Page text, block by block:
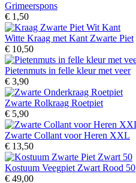
Grimeerspons
€ 1,50
Witte Kraag met Kant Zwarte Piet
€ 10,50
Pietenmuts in felle kleur met veer
€ 3,90
Zwarte Rolkraag Roetpiet
€ 5,90
Zwarte Collant voor Heren XXL
€ 13,50
Kostuum Veegpiet Zwart Rood 50
€ 49,00